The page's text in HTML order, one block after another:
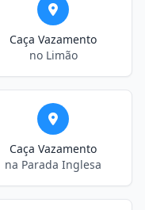
Caça Vazamento
no Limão
Caça Vazamento
na Parada Inglesa